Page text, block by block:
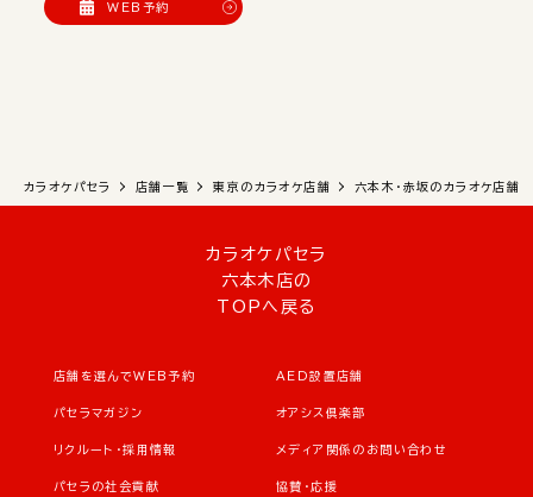
WEB予約
カラオケパセラ 店舗一覧 東京のカラオケ店舗 六本木・赤坂のカラオケ店舗
カラオケパセラ
六本木店の
TOPへ戻る
店舗を選んでWEB予約 AED設置店舗
パセラマガジン オアシス倶楽部
リクルート・採用情報 メディア関係のお問い合わせ
パセラの社会貢献 協賛・応援